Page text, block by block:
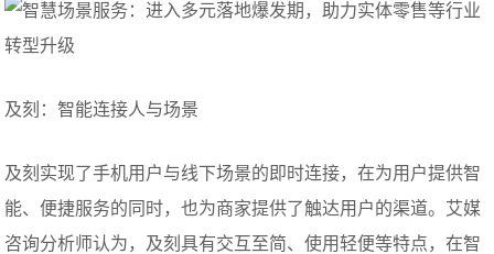
及刻：智能连接人与场景
及刻实现了手机用户与线下场景的即时连接，在为用户提供智
能、便捷服务的同时，也为商家提供了触达用户的渠道。艾媒
咨询分析师认为，及刻具有交互至简、使用轻便等特点，在智